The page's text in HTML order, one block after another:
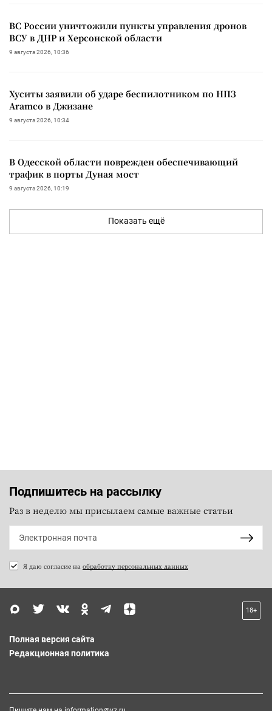
ВС России уничтожили пункты управления дронов
ВСУ в ДНР и Херсонской области
9 августа 2026, 10:36
Хуситы заявили об ударе беспилотником по НПЗ
Aramco в Джизане
9 августа 2026, 10:34
В Одесской области поврежден обеспечивающий
трафик в порты Дуная мост
9 августа 2026, 10:19
Показать ещё
Подпишитесь на рассылку
Раз в неделю мы присылаем самые важные статьи
Я даю согласие на обработку персональных данных
18+
Полная версия сайта
Редакционная политика